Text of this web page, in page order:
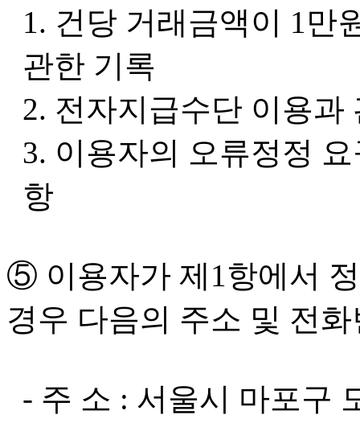
1. 건당 거래금액이 1만
관한 기록
2. 전자지급수단 이용
3. 이용자의 오류정정
항
⑤ 이용자가 제1항에서
경우 다음의 주소 및 전
- 주 소 : 서울시 마포구